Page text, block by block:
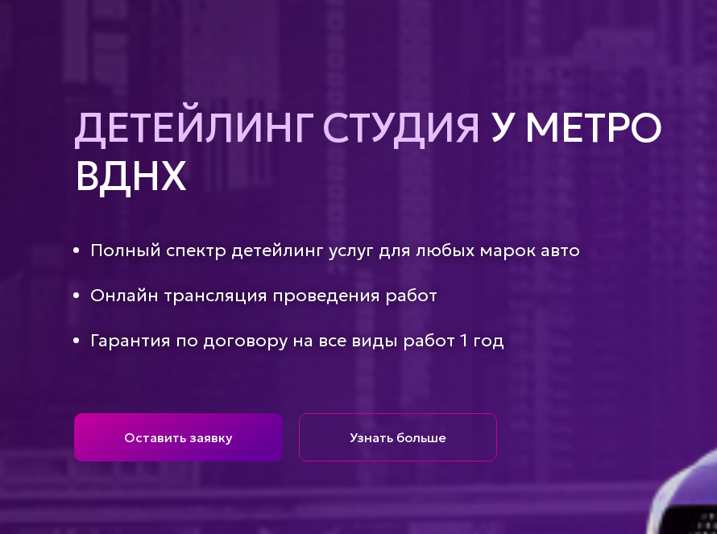
ДЕТЕЙЛИНГ СТУДИЯ У МЕТРО
ВДНХ
Полный спектр детейлинг услуг для любых марок авто
Онлайн трансляция проведения работ
Гарантия по договору на все виды работ 1 год
Оставить заявку Узнать больше